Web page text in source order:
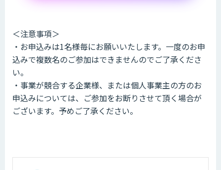
＜注意事項＞
・お申込みは1名様毎にお願いいたします。一度のお申
込みで複数名のご参加はできませんのでご了承くださ
い。
・事業が競合する企業様、または個人事業主の方のお
申込みについては、ご参加をお断りさせて頂く場合が
ございます。予めご了承ください。